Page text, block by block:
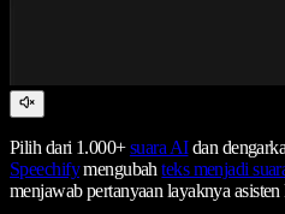
Pilih dari 1.000+suara AIdan
Speechifymengubahteks menjadi
menjawab pertanyaan layaknya